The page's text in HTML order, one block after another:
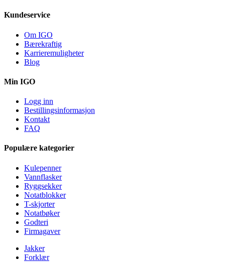
Kundeservice
Om IGO
Bærekraftig
Karrieremuligheter
Blog
Min IGO
Logg inn
Bestillingsinformasjon
Kontakt
FAQ
Populære kategorier
Kulepenner
Vannflasker
Ryggsekker
Notatblokker
T-skjorter
Notatbøker
Godteri
Firmagaver
Jakker
Forklær